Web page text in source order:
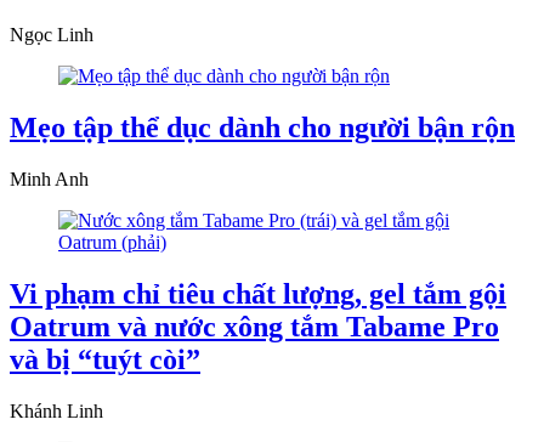
Ngọc Linh
Mẹo tập thể dục dành cho người bận rộn
Minh Anh
Vi phạm chỉ tiêu chất lượng, gel tắm gội
Oatrum và nước xông tắm Tabame Pro
và bị “tuýt còi”
Khánh Linh